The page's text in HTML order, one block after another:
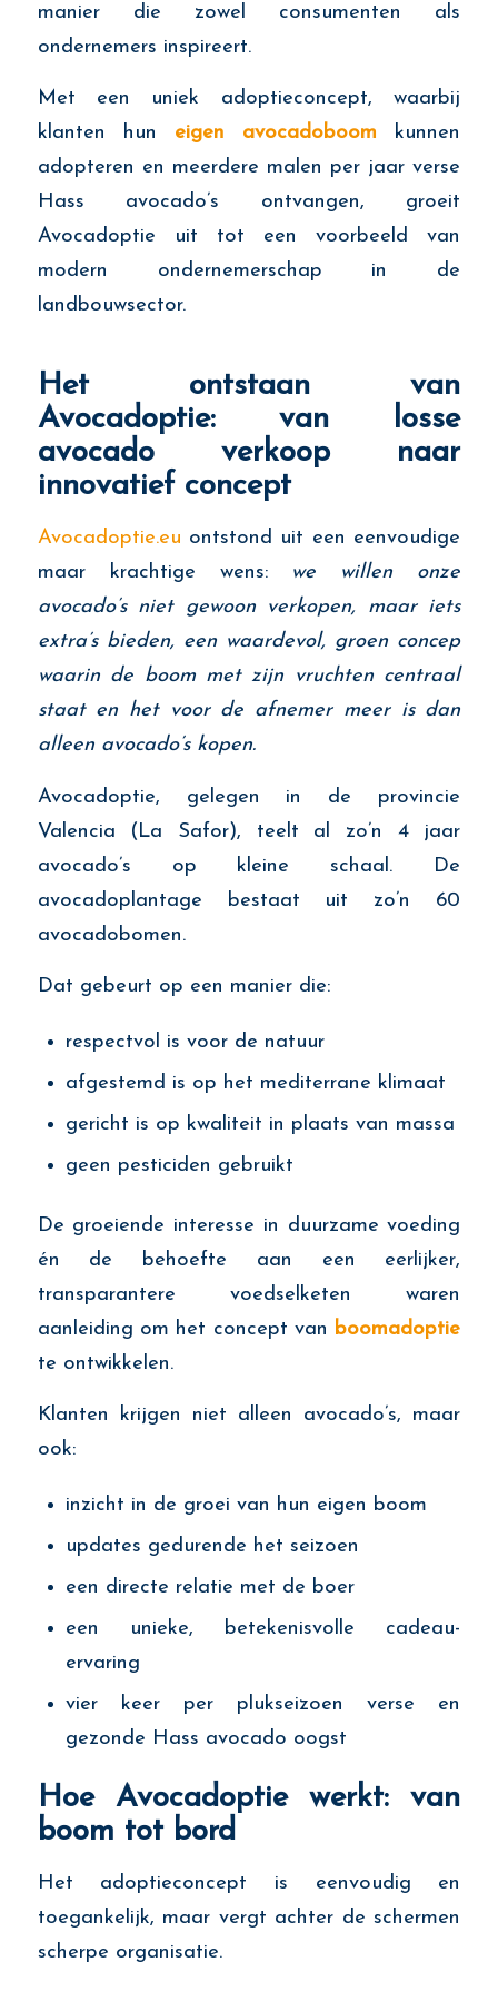
manier die zowel consumenten als
ondernemers inspireert.
Met een uniek adoptieconcept, waarbij
klanten hun eigen avocadoboom kunnen
adopteren en meerdere malen per jaar verse
Hass avocado’s ontvangen, groeit
Avocadoptie uit tot een voorbeeld van
modern ondernemerschap in de
landbouwsector.
Het ontstaan van
Avocadoptie: van losse
avocado verkoop naar
innovatief concept
Avocadoptie.eu ontstond uit een eenvoudige
maar krachtige wens: we willen onze
avocado’s niet gewoon verkopen, maar iets
extra’s bieden, een waardevol, groen concep
waarin de boom met zijn vruchten centraal
staat en het voor de afnemer meer is dan
alleen avocado’s kopen.
Avocadoptie, gelegen in de provincie
Valencia (La Safor), teelt al zo’n 4 jaar
avocado’s op kleine schaal. De
avocadoplantage bestaat uit zo’n 60
avocadobomen.
Dat gebeurt op een manier die:
respectvol is voor de natuur
afgestemd is op het mediterrane klimaat
gericht is op kwaliteit in plaats van massa
geen pesticiden gebruikt
De groeiende interesse in duurzame voeding
én de behoefte aan een eerlijker,
transparantere voedselketen waren
aanleiding om het concept van boomadoptie
te ontwikkelen.
Klanten krijgen niet alleen avocado’s, maar
ook:
inzicht in de groei van hun eigen boom
updates gedurende het seizoen
een directe relatie met de boer
een unieke, betekenisvolle cadeau-
ervaring
vier keer per plukseizoen verse en
gezonde Hass avocado oogst
Hoe Avocadoptie werkt: van
boom tot bord
Het adoptieconcept is eenvoudig en
toegankelijk, maar vergt achter de schermen
scherpe organisatie.